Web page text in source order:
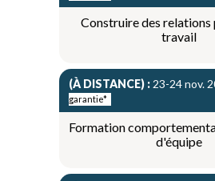
Construire des relations
travail
(À DISTANCE) : 23-24 nov.
garantie*
Formation
d'équipe